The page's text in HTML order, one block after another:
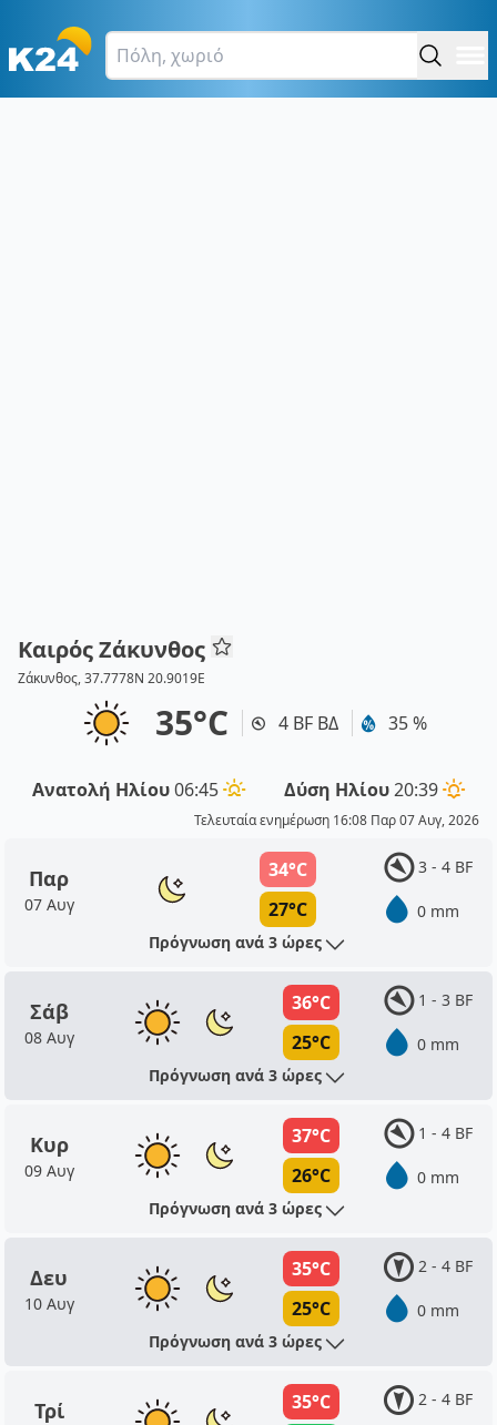
Καιρός Ζάκυνθος
Ζάκυνθος, 37.7778N 20.9019E
35°C 4 BF ΒΔ 35 %
Ανατολή Ηλίου06:45 Δύση Ηλίου20:39
Τελευταία ενημέρωση 16:08 Παρ 07 Αυγ, 2026
Παρ
07 Αυγ
34°C
27°C
3 - 4 BF
0 mm
Πρόγνωση ανά 3 ώρες
Σάβ
08 Αυγ
36°C
25°C
1 - 3 BF
0 mm
Πρόγνωση ανά 3 ώρες
Κυρ
09 Αυγ
37°C
26°C
1 - 4 BF
0 mm
Πρόγνωση ανά 3 ώρες
Δευ
10 Αυγ
35°C
25°C
2 - 4 BF
0 mm
Πρόγνωση ανά 3 ώρες
Τρί
35°C
2 - 4 BF